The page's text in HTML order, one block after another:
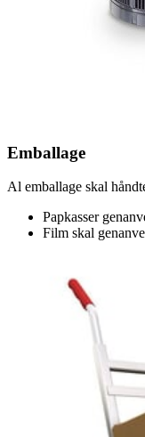
Emballage
Al emballage skal
Papkasser
Film skal